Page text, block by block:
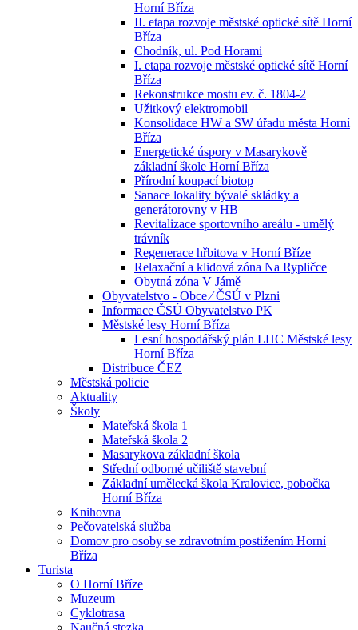
Horní Bříza
II. etapa rozvoje městské optické sítě Horní
Bříza
Chodník, ul. Pod Horami
I. etapa rozvoje městské optické sítě Horní
Bříza
Rekonstrukce mostu ev. č. 1804-2
Užitkový elektromobil
Konsolidace HW a SW úřadu města Horní
Bříza
Energetické úspory v Masarykově
základní škole Horní Bříza
Přírodní koupací biotop
Sanace lokality bývalé skládky a
generátorovny v HB
Revitalizace sportovního areálu - umělý
trávník
Regenerace hřbitova v Horní Bříze
Relaxační a klidová zóna Na Rypličce
Obytná zóna V Jámě
Obyvatelstvo - Obce ⁄ ČSÚ v Plzni
Informace ČSÚ Obyvatelstvo PK
Městské lesy Horní Bříza
Lesní hospodářský plán LHC Městské lesy
Horní Bříza
Distribuce ČEZ
Městská policie
Aktuality
Školy
Mateřská škola 1
Mateřská škola 2
Masarykova základní škola
Střední odborné učiliště stavební
Základní umělecká škola Kralovice, pobočka
Horní Bříza
Knihovna
Pečovatelská služba
Domov pro osoby se zdravotním postižením Horní
Bříza
Turista
O Horní Bříze
Muzeum
Cyklotrasa
Naučná stezka